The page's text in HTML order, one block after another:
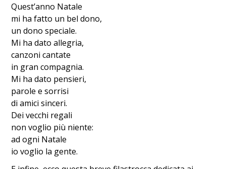
Quest’anno Natale
mi ha fatto un bel dono,
un dono speciale.
Mi ha dato allegria,
canzoni cantate
in gran compagnia.
Mi ha dato pensieri,
parole e sorrisi
di amici sinceri.
Dei vecchi regali
non voglio più niente:
ad ogni Natale
io voglio la gente.